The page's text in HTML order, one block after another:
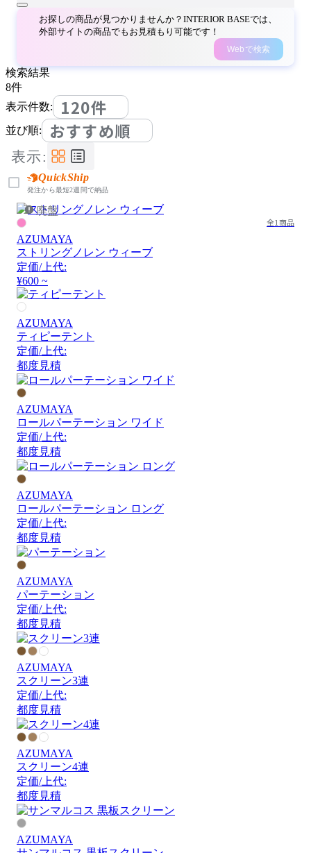
お探しの商品が見つかりませんか？INTERIOR BASEでは、
外部サイトの商品でもお見積もり可能です！
Webで検索
検索結果
8件
表示件数:
120件
並び順: おすすめ順
表示:
QuickShip
発注から最短2週間で納品
廃盤
全1商品
AZUMAYA
ストリングノレン ウィーブ
定価/上代:
¥600 ~
AZUMAYA
ティピーテント
定価/上代:
都度見積
AZUMAYA
ロールパーテーション ワイド
定価/上代:
都度見積
AZUMAYA
ロールパーテーション ロング
定価/上代:
都度見積
AZUMAYA
パーテーション
定価/上代:
都度見積
AZUMAYA
スクリーン3連
定価/上代:
都度見積
AZUMAYA
スクリーン4連
定価/上代:
都度見積
AZUMAYA